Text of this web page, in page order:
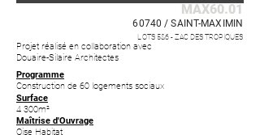
MAX60.01
60740 /SAINT-MAXIMIN
LOTS 5&6 - ZAC DES TROPIQUES
Projet réalisé en collaboration avec
Douaire-Silaire Architectes
Programme
Construction de 60 logements sociaux
Surface
4 300m²
Maîtrise d'Ouvrage
Oise Habitat